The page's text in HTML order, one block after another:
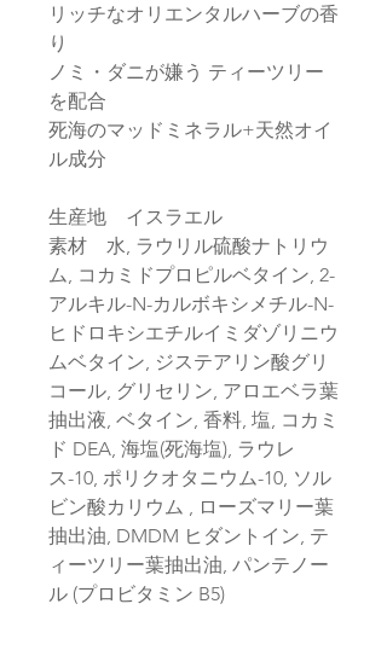
リッチなオリエンタルハーブの香
り
ノミ・ダニが嫌う ティーツリー
を配合
死海のマッドミネラル+天然オイ
ル成分
生産地 イスラエル
素材 水, ラウリル硫酸ナトリウ
ム, コカミドプロピルベタイン, 2-
アルキル-N-カルボキシメチル-N-
ヒドロキシエチルイミダゾリニウ
ムベタイン, ジステアリン酸グリ
コール, グリセリン, アロエベラ葉
抽出液, ベタイン, 香料, 塩, コカミ
ド DEA, 海塩(死海塩), ラウレ
ス-10, ポリクオタニウム-10, ソル
ビン酸カリウム , ローズマリー葉
抽出油, DMDM ヒダントイン, テ
ィーツリー葉抽出油, パンテノー
ル (プロビタミン B5)